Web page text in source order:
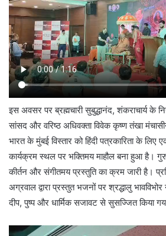
इस अवसर पर ब्रह्मचारी सुबुद्धानंद, शंकराचार्य के
सांसद और वरिष्ठ अधिवक्ता विवेक कृष्ण तंखा
भारत के मुंबई विस्तार को हिंदी पत्रकारिता के लिए
कार्यक्रम स्थल पर भक्तिमय माहौल बना हुआ है।
कीर्तन और संगीतमय प्रस्तुति का क्रम जारी है।
अग्रवाल द्वारा प्रस्तुत भजनों पर श्रद्धालु
दीप, पुष्प और धार्मिक सजावट से सुसज्जित किया